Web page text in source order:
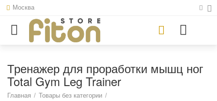
Москва
Тренажер для проработки мышц ног
Total Gym Leg Trainer
Главная / Товары без категории /